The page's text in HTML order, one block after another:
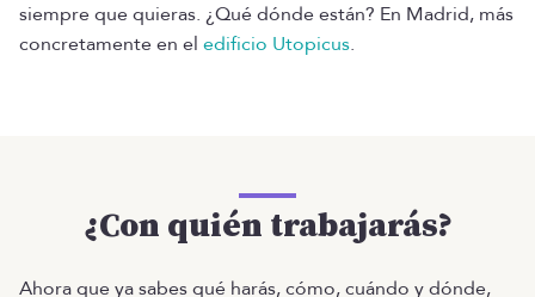
siempre que quieras. ¿Qué dónde están? En Madrid, más
concretamente en el edificio Utopicus.
¿Con quién trabajarás?
Ahora que ya sabes qué harás, cómo, cuándo y dónde,